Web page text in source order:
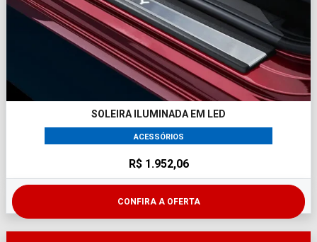
SOLEIRA ILUMINADA EM LED
ACESSÓRIOS
R$ 1.952,06
CONFIRA A OFERTA